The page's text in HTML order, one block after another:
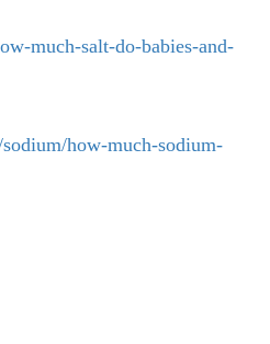
much-salt-do-babies-and-
how-much-sodium-